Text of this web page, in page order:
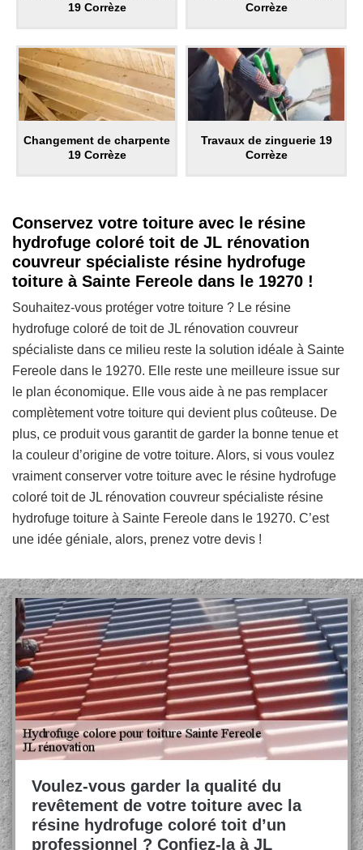
19 Corrèze
Corrèze
Changement de charpente
19 Corrèze
Travaux de zinguerie 19
Corrèze
Conservez votre toiture avec le résine
hydrofuge coloré toit de JL rénovation
couvreur spécialiste résine hydrofuge
toiture à Sainte Fereole dans le 19270 !
Souhaitez-vous protéger votre toiture ? Le résine
hydrofuge coloré de toit de JL rénovation couvreur
spécialiste dans ce milieu reste la solution idéale à Sainte
Fereole dans le 19270. Elle reste une meilleure issue sur
le plan économique. Elle vous aide à ne pas remplacer
complètement votre toiture qui devient plus coûteuse. De
plus, ce produit vous garantit de garder la bonne tenue et
la couleur d’origine de votre toiture. Alors, si vous voulez
vraiment conserver votre toiture avec le résine hydrofuge
coloré toit de JL rénovation couvreur spécialiste résine
hydrofuge toiture à Sainte Fereole dans le 19270. C’est
une idée géniale, alors, prenez votre devis !
Voulez-vous garder la qualité du
revêtement de votre toiture avec la
résine hydrofuge coloré toit d’un
professionnel ? Confiez-la à JL